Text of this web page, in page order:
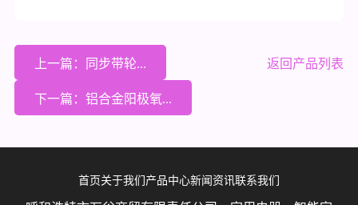
上一篇：同步带轮... 返回产品列表
下一篇：铝合金阳极氧...
首页 关于我们 产品中心新闻资讯联系我们